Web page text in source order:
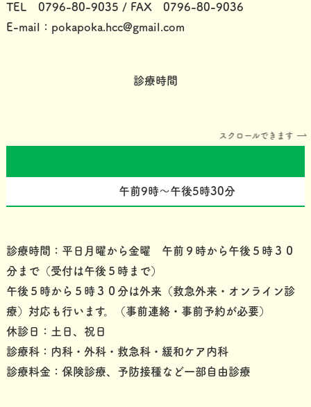
TEL 0796-80-9035 / FAX 0796-80-9036
E-mail：pokapoka.hcc@gmail.com
診療時間
スクロールできます
午前9時～午後5時30分
診療時間：平日月曜から金曜 午前９時から午後５時３０
分まで（受付は午後５時まで）
午後５時から５時３０分は外来（救急外来・オンライン診
療）対応も行います。（事前連絡・事前予約が必要）
休診日：土日、祝日
診療科：内科・外科・救急科・緩和ケア内科
診療料金：保険診療、予防接種など一部自由診療